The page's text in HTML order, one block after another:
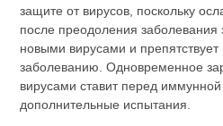
защите от вирусов, поскольку
после преодоления заболевания
новыми вирусами и препятствует
заболеванию. Одновременное
вирусами ставит перед
дополнительные испытания.